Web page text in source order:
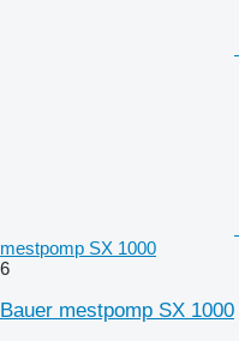
mestpomp SX 1000
6
Bauer mestpomp SX 1000